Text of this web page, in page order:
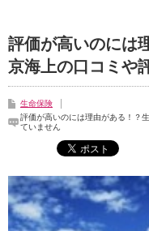
評価が高いのには
京海上の口コミや
生命保険
評価が高いのには理由がある！？
ていません